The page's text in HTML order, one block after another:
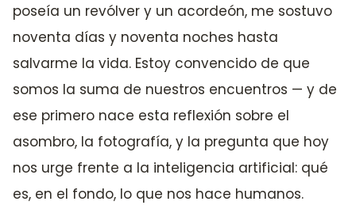
poseía un revólver y un acordeón, me sostuvo
noventa días y noventa noches hasta
salvarme la vida. Estoy convencido de que
somos la suma de nuestros encuentros — y de
ese primero nace esta reflexión sobre el
asombro, la fotografía, y la pregunta que hoy
nos urge frente a la inteligencia artificial: qué
es, en el fondo, lo que nos hace humanos.